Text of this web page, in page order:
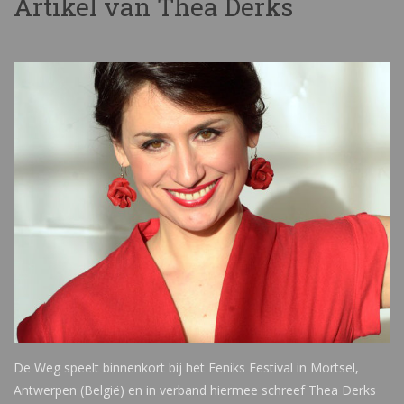
Artikel van Thea Derks
De Weg speelt binnenkort bij het Feniks Festival in Mortsel,
Antwerpen (België) en in verband hiermee schreef Thea Derks